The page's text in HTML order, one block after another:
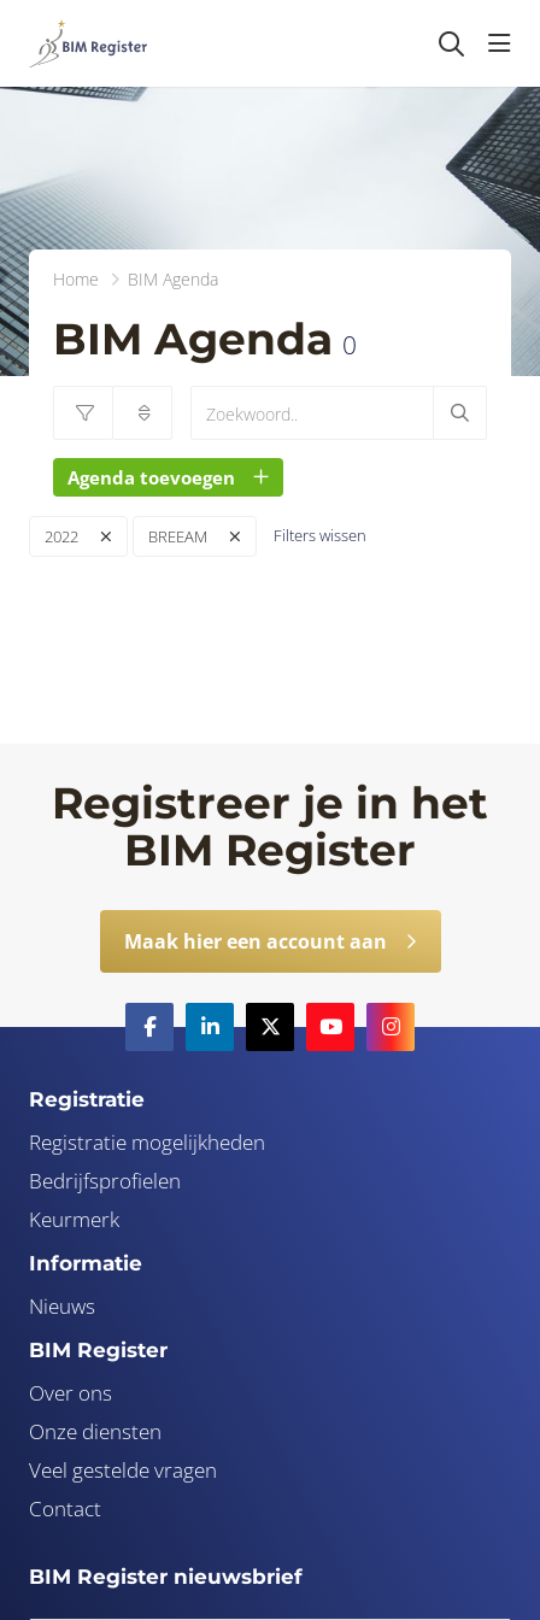
Home BIM Agenda
BIM Agenda 0
Agenda toevoegen
2022 BREEAM Filters wissen
Registreer je in het
BIM Register
Maak hier een account aan
Registratie
Registratie mogelijkheden
Bedrijfsprofielen
Keurmerk
Informatie
Nieuws
BIM Register
Over ons
Onze diensten
Veel gestelde vragen
Contact
BIM Register nieuwsbrief